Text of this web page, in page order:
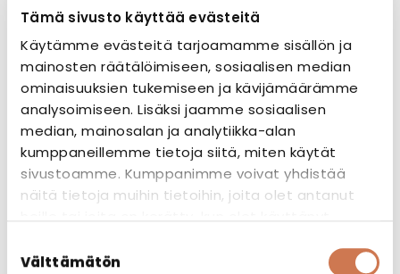
Tämä sivusto käyttää evästeitä
Käytämme evästeitä tarjoamamme sisällön ja
mainosten räätälöimiseen, sosiaalisen median
ominaisuuksien tukemiseen ja kävijämäärämme
analysoimiseen. Lisäksi jaamme sosiaalisen
median, mainosalan ja analytiikka-alan
kumppaneillemme tietoja siitä, miten käytät
sivustoamme. Kumppanimme voivat yhdistää
näitä tietoja muihin tietoihin, joita olet antanut
valinta
Välttämätön